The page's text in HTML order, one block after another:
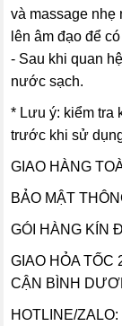
và massage nhẹ
lên âm đạo để
- Sau khi quan
nước sạch.
* Lưu ý: kiểm tra
trước khi sử
GIAO HÀNG
BẢO MẬT
GÓI HÀNG KÍN
GIAO HỎA TỐC
CẬN BÌNH
HOTLINE/